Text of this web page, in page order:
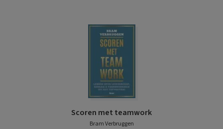
Scoren met teamwork
Bram Verbruggen